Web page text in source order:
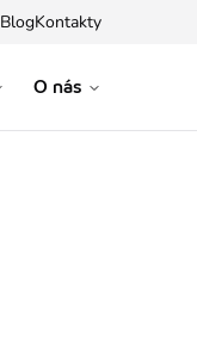
BlogKontakty
O nás